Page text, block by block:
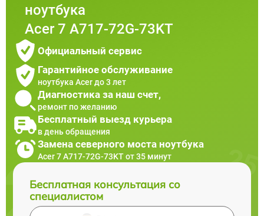
ноутбука
Acer 7 A717-72G-73KT
Официальный сервис
Гарантийное обслуживание
ноутбука Acer до 3 лет
Диагностика за наш счет,
ремонт по желанию
Бесплатный выезд курьера
в день обращения
Замена северного моста ноутбука
Acer 7 A717-72G-73KT от 35 минут
Бесплатная консультация со
специалистом